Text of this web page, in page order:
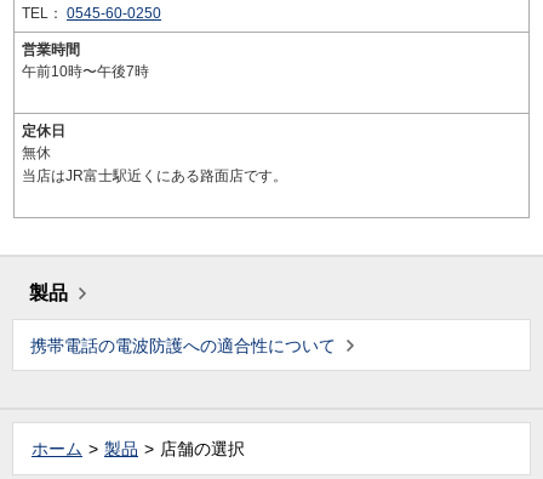
TEL： 0545-60-0250
営業時間
午前10時〜午後7時
定休日
無休
当店はJR富士駅近くにある路面店です。
製品
携帯電話の電波防護への適合性について
ホーム 製品 店舗の選択